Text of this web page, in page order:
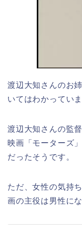
渡辺大知さんのお
いてはわかっていま
渡辺大知さんの監
映画「モーターズ
だったそうです。
ただ、女性の気持
画の主役は男性に